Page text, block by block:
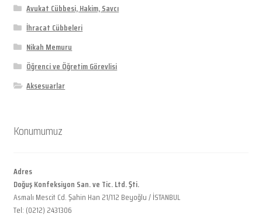
Avukat Cübbesi, Hakim, Savcı
İhracat Cübbeleri
Nikah Memuru
Öğrenci ve Öğretim Görevlisi
Aksesuarlar
Konumumuz
Adres
Doğuş Konfeksiyon San. ve Tic. Ltd. Şti.
Asmalı Mescit Cd. Şahin Han 21/112 Beyoğlu / İSTANBUL
Tel: (0212) 2431306